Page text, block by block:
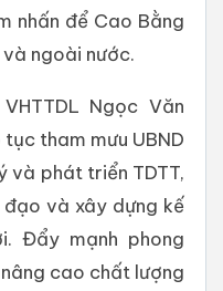
nhấn để Cao Bằng
ngoài nước.
Ngọc Văn
tham mưu UBND
và phát triển TDTT,
và xây dựng kế
Đẩy mạnh phong
cao chất lượng